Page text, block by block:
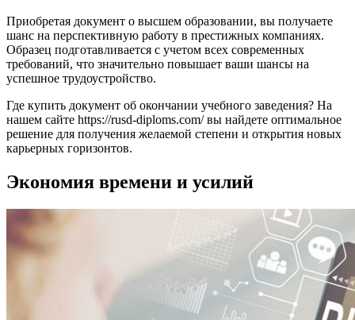
Приобретая документ о высшем образовании, вы получаете
шанс на перспективную работу в престижных компаниях.
Образец подготавливается с учетом всех современных
требований, что значительно повышает ваши шансы на
успешное трудоустройство.
Где купить документ об окончании учебного заведения? На
нашем сайте https://rusd-diploms.com/ вы найдете оптимальное
решение для получения желаемой степени и открытия новых
карьерных горизонтов.
Экономия времени и усилий